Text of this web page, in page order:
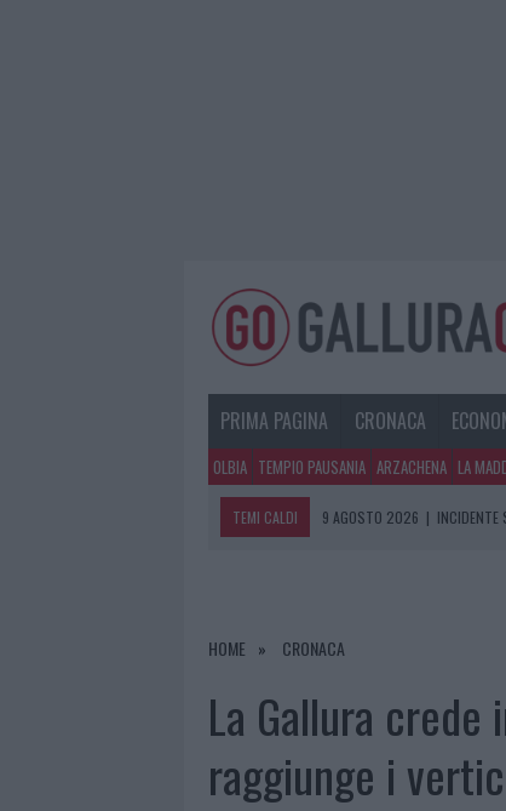
PRIMA PAGINA CRONACA
OLBIA TEMPIO PAUSANIA ARZACHENA LA
TEMI CALDI 9 AGOSTO 2026 | INCIDENTE
8 AGOSTO 2026
|
HOME CRONACA
La Gallura
raggiunge i